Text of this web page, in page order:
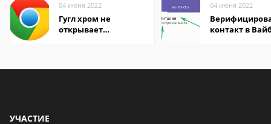
04 июня 2022
Гугл хром не
открывает
04 июня 2022
контакт в
УЧАСТИЕ